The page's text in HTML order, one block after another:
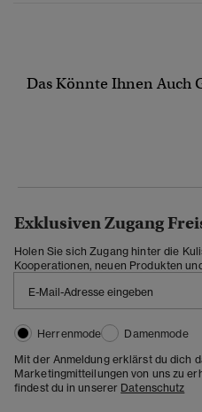
Das Könnte Ihnen Auch
Exklusiven Zugang
Holen Sie sich Zugang hinter die
Kooperationen, neuen Produkten
Herrenmode
Damenmode
Mit der Anmeldung erklärst du dich
Marketingmitteilungen von uns zu
findest du in unserer Datenschutz